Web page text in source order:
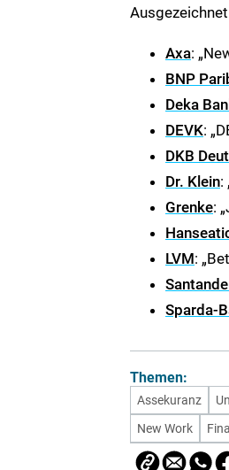
Axa:
BNP
Deka
DEVK:
DKB
Dr. Klein:
Grenke:
LVM:
Sparda-
Themen:
Assekuranz
New Work